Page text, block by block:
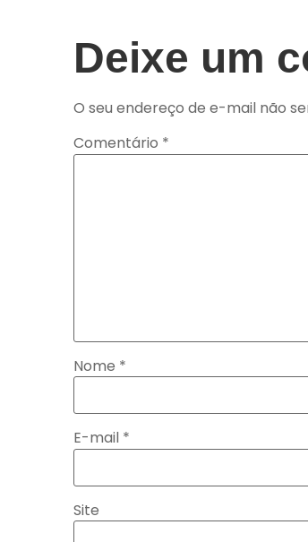
Deixe um
O seu endereço de e-mail não
Comentário *
Nome *
E-mail *
Site